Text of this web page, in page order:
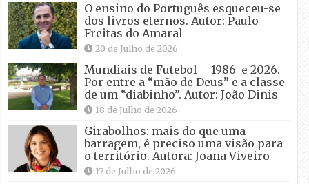
O ensino do Português esqueceu-se
dos livros eternos. Autor: Paulo
Freitas do Amaral
20 de Julho de 2026
Mundiais de Futebol – 1986 e 2026.
Por entre a “mão de Deus” e a classe
de um “diabinho”. Autor: João Dinis
18 de Julho de 2026
Girabolhos: mais do que uma
barragem, é preciso uma visão para
o território. Autora: Joana Viveiro
17 de Julho de 2026